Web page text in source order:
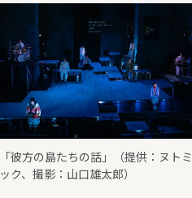
「彼方の島たちの話」（提供：ヌトミ
ック、撮影：山口雄太郎）